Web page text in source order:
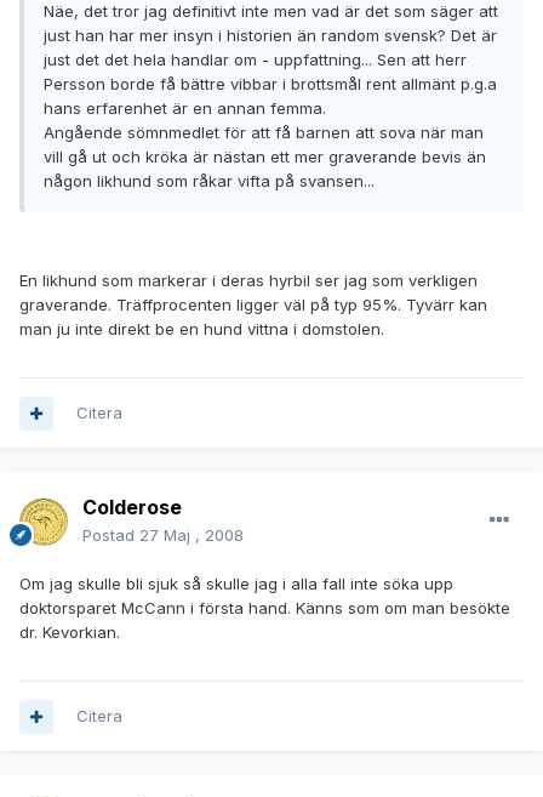
Näe, det tror jag definitivt inte men vad är det som säger att
just han har mer insyn i historien än random svensk? Det är
just det det hela handlar om - uppfattning... Sen att herr
Persson borde få bättre vibbar i brottsmål rent allmänt p.g.a
hans erfarenhet är en annan femma.
Angående sömnmedlet för att få barnen att sova när man
vill gå ut och kröka är nästan ett mer graverande bevis än
någon likhund som råkar vifta på svansen...
En likhund som markerar i deras hyrbil ser jag som verkligen
graverande. Träffprocenten ligger väl på typ 95%. Tyvärr kan
man ju inte direkt be en hund vittna i domstolen.
Citera
Colderose
Postad 27 Maj , 2008
Om jag skulle bli sjuk så skulle jag i alla fall inte söka upp
doktorsparet McCann i första hand. Känns som om man besökte
dr. Kevorkian.
Citera